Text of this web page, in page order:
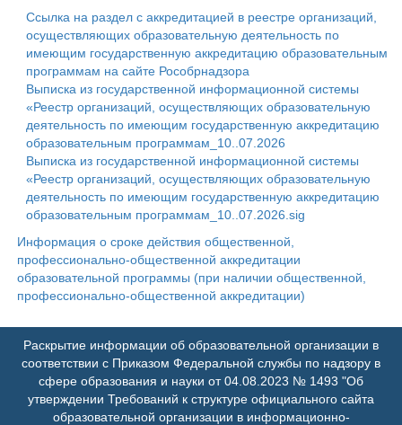
Ссылка на раздел с аккредитацией в реестре организаций,
осуществляющих образовательную деятельность по
имеющим государственную аккредитацию образовательным
программам на сайте Рособрнадзора
Выписка из государственной информационной системы
«Реестр организаций, осуществляющих образовательную
деятельность по имеющим государственную аккредитацию
образовательным программам_10..07.2026
Выписка из государственной информационной системы
«Реестр организаций, осуществляющих образовательную
деятельность по имеющим государственную аккредитацию
образовательным программам_10..07.2026.sig
Информация о сроке действия общественной,
профессионально-общественной аккредитации
образовательной программы (при наличии общественной,
профессионально-общественной аккредитации)
Раскрытие информации об образовательной организации в
соответствии с Приказом Федеральной службы по надзору в
сфере образования и науки от 04.08.2023 № 1493 "Об
утверждении Требований к структуре официального сайта
образовательной организации в информационно-